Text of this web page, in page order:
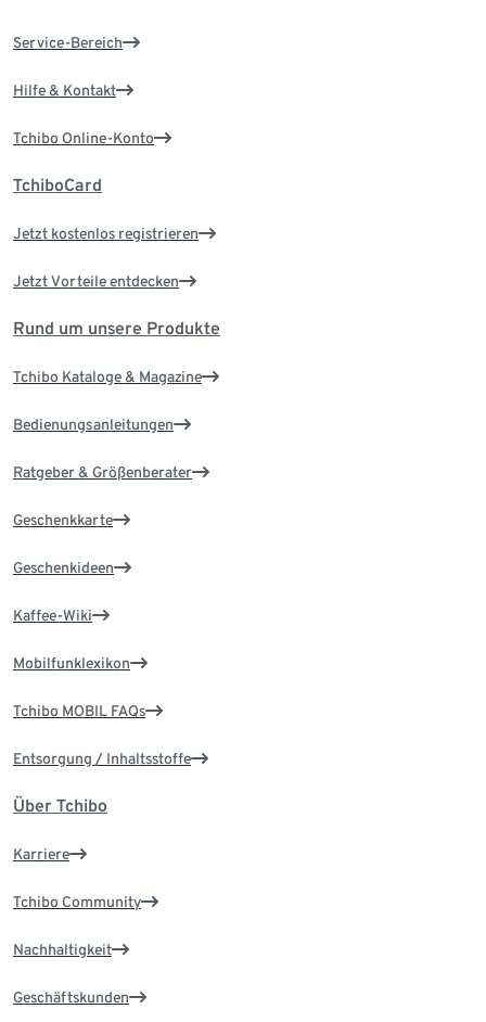
Service-Bereich
Hilfe & Kontakt
Tchibo Online-Konto
TchiboCard
Jetzt kostenlos registrieren
Jetzt Vorteile entdecken
Rund um unsere Produkte
Tchibo Kataloge & Magazine
Bedienungsanleitungen
Ratgeber & Größenberater
Geschenkkarte
Geschenkideen
Kaffee-Wiki
Mobilfunklexikon
Tchibo MOBIL FAQs
Entsorgung / Inhaltsstoffe
Über Tchibo
Karriere
Tchibo Community
Nachhaltigkeit
Geschäftskunden